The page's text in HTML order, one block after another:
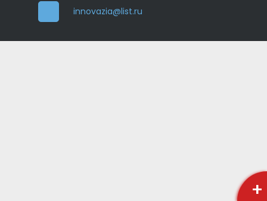
innovazia@list.ru
+